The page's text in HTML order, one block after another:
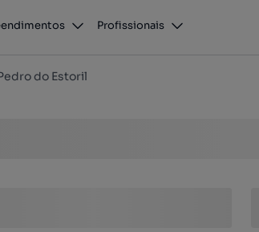
Profissionais
do Estoril